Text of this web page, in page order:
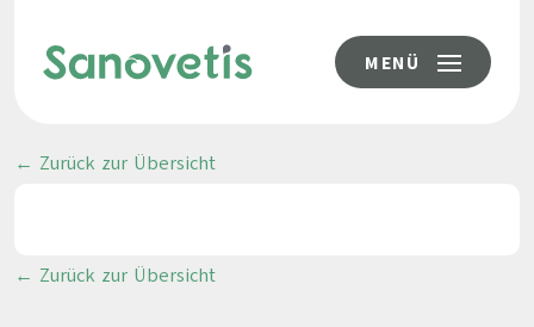
MENÜ
← Zurück zur Übersicht
← Zurück zur Übersicht